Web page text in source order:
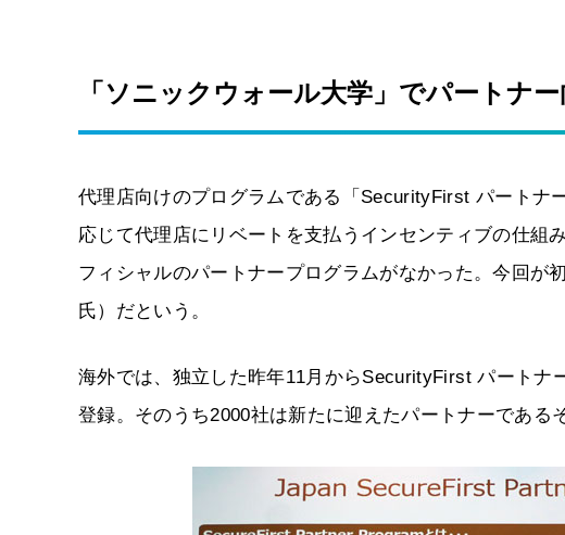
「ソニックウォール大学」でパートナ
代理店向けのプログラムである「SecurityFirst パートナ
応じて代理店にリベートを支払うインセンティブの仕組
フィシャルのパートナープログラムがなかった。今回が
氏）だという。
海外では、独立した昨年11月からSecurityFirst パートナ
登録。そのうち2000社は新たに迎えたパートナーである